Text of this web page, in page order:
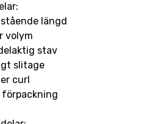
längd
volym
stav
slitage
curl
förpackning